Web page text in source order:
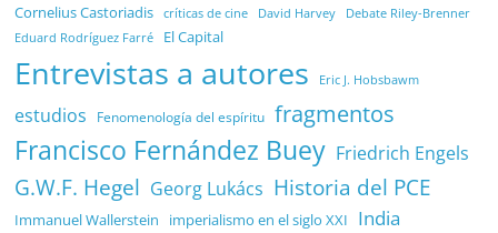
Cornelius Castoriadis críticas de cine David Harvey Debate Riley-Brenner
Eduard Rodríguez Farré El Capital
Entrevistas a autores Eric J. Hobsbawm
estudios Fenomenología del espíritu fragmentos
Francisco Fernández Buey Friedrich Engels
G.W.F. Hegel Georg Lukács Historia del PCE
Immanuel Wallerstein imperialismo en el siglo XXI India